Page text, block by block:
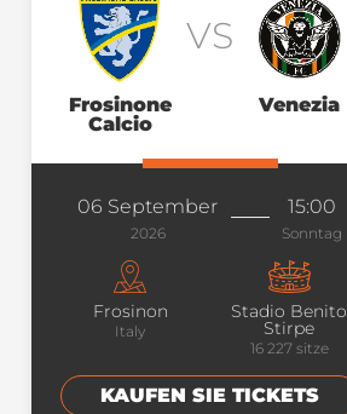
Frosinone
Calcio
VS
Venezia
06 September
2026
15:00
Sonntag
Frosinon
Italy
Stadio Benito
Stirpe
16 227 sitze
KAUFEN SIE TICKETS